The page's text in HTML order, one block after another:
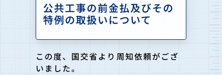
公共工事の前金払及びその
特例の取扱いについて
この度、国交省より周知依頼がござ
いました。